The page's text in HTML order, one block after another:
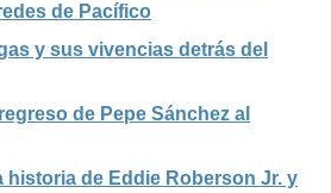
de Pacífico
y sus vivencias detrás del
de Pepe Sánchez al
historia de Eddie Roberson Jr. y